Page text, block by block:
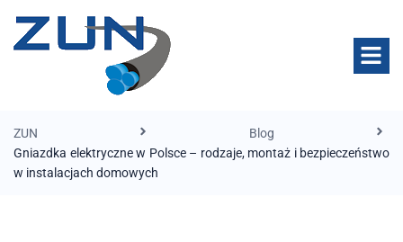
ZUN
Blog
Gniazdka elektryczne w Polsce – rodzaje, montaż i bezpieczeństwo
w instalacjach domowych